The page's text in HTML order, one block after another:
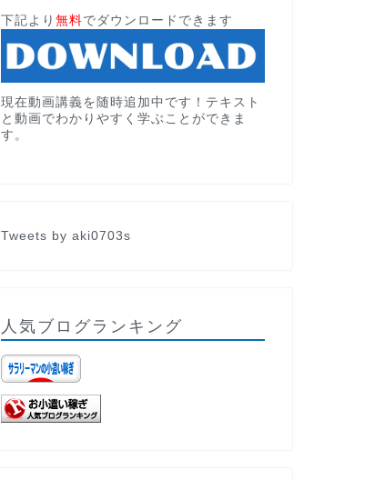
下記より 無料でダウンロードできます
現在動画講義を随時追加中です！テキスト
と動画でわかりやすく学ぶことができま
す。
Tweets by aki0703s
人気ブログランキング